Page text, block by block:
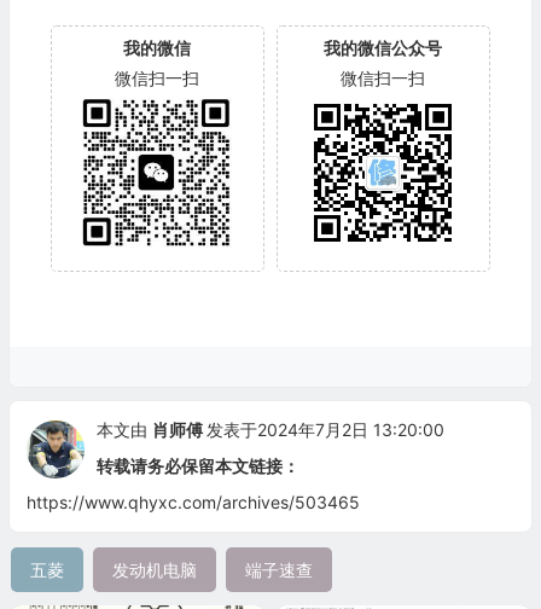
我的微信
微信扫一扫
我的微信公众号
微信扫一扫
本文由 肖师傅 发表于2024年7月2日 13:20:00
转载请务必保留本文链接：
https://www.qhyxc.com/archives/503465
五菱 发动机电脑 端子速查